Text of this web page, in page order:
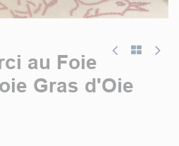
au Foie
Gras d'Oie